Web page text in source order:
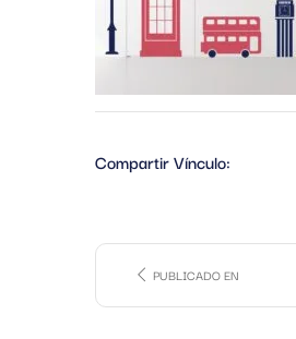
Compartir Vínculo:
PUBLICADO EN